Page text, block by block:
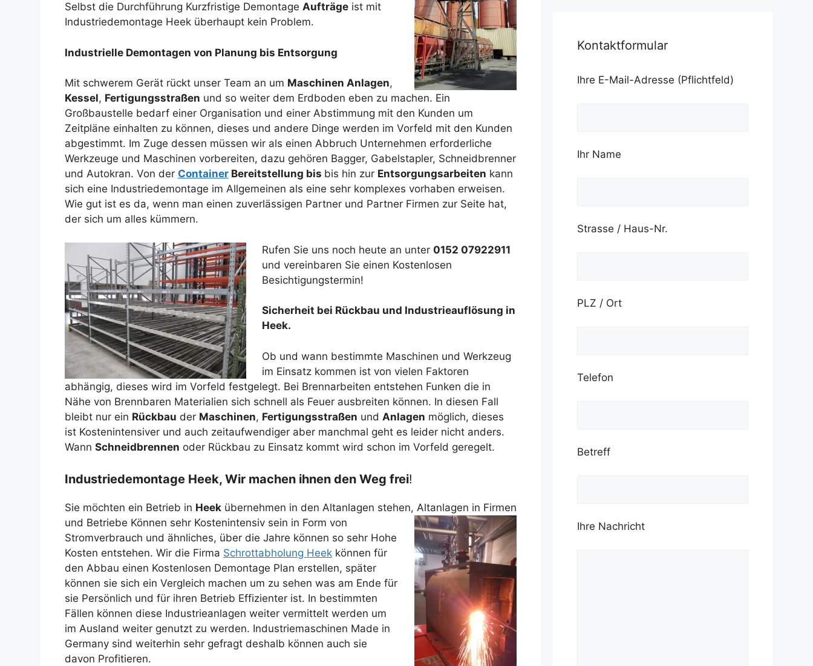
Selbst die Durchführung Kurzfristige Demontage Aufträge ist mit
Industriedemontage Heek überhaupt kein Problem.
Industrielle Demontagen von Planung bis Entsorgung
Mit schwerem Gerät rückt unser Team an um Maschinen Anlagen,
Kessel, Fertigungsstraßen und so weiter dem Erdboden eben zu machen. Ein
Großbaustelle bedarf einer Organisation und einer Abstimmung mit den Kunden um
Zeitpläne einhalten zu können, dieses und andere Dinge werden im Vorfeld mit den Kunden
abgestimmt. Im Zuge dessen müssen wir als einen Abbruch Unternehmen erforderliche
Werkzeuge und Maschinen vorbereiten, dazu gehören Bagger, Gabelstapler, Schneidbrenner
und Autokran. Von der Container Bereitstellung bis bis hin zur Entsorgungsarbeiten kann
sich eine Industriedemontage im Allgemeinen als eine sehr komplexes vorhaben erweisen.
Wie gut ist es da, wenn man einen zuverlässigen Partner und Partner Firmen zur Seite hat,
der sich um alles kümmern.
Rufen Sie uns noch heute an unter 0152 07922911
und vereinbaren Sie einen Kostenlosen
Besichtigungstermin!
Sicherheit bei Rückbau und Industrieauflösung in
Heek.
Ob und wann bestimmte Maschinen und Werkzeug
im Einsatz kommen ist von vielen Faktoren
abhängig, dieses wird im Vorfeld festgelegt. Bei Brennarbeiten entstehen Funken die in
Nähe von Brennbaren Materialien sich schnell als Feuer ausbreiten können. In diesen Fall
bleibt nur ein Rückbau der Maschinen, Fertigungsstraßen und Anlagen möglich, dieses
ist Kostenintensiver und auch zeitaufwendiger aber manchmal geht es leider nicht anders.
Wann Schneidbrennen oder Rückbau zu Einsatz kommt wird schon im Vorfeld geregelt.
Industriedemontage Heek, Wir machen ihnen den Weg frei!
Sie möchten ein Betrieb in Heek übernehmen in den Altanlagen stehen, Altanlagen in Firmen
und Betriebe Können sehr Kostenintensiv sein in Form von
Stromverbrauch und ähnliches, über die Jahre können so sehr Hohe
Kosten entstehen. Wir die Firma Schrottabholung Heek können für
den Abbau einen Kostenlosen Demontage Plan erstellen, später
können sie sich ein Vergleich machen um zu sehen was am Ende für
sie Persönlich und für ihren Betrieb Effizienter ist. In bestimmten
Fällen können diese Industrieanlagen weiter vermittelt werden um
im Ausland weiter genutzt zu werden. Industriemaschinen Made in
Germany sind weiterhin sehr gefragt deshalb können auch sie
davon Profitieren.
Kontaktformular
Ihre E-Mail-Adresse (Pflichtfeld)
Ihr Name
Strasse / Haus-Nr.
PLZ / Ort
Telefon
Betreff
Ihre Nachricht